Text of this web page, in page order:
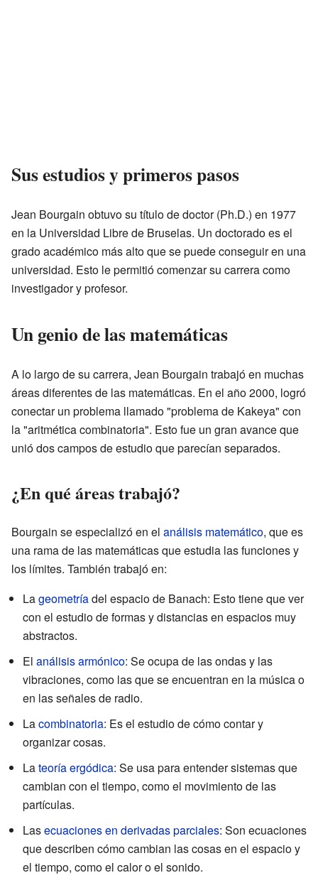
Sus estudios y primeros pasos
Jean Bourgain obtuvo su título de doctor (Ph.D.) en 1977
en la Universidad Libre de Bruselas. Un doctorado es el
grado académico más alto que se puede conseguir en una
universidad. Esto le permitió comenzar su carrera como
investigador y profesor.
Un genio de las matemáticas
A lo largo de su carrera, Jean Bourgain trabajó en muchas
áreas diferentes de las matemáticas. En el año 2000, logró
conectar un problema llamado "problema de Kakeya" con
la "aritmética combinatoria". Esto fue un gran avance que
unió dos campos de estudio que parecían separados.
¿En qué áreas trabajó?
Bourgain se especializó en el análisis matemático, que es
una rama de las matemáticas que estudia las funciones y
los límites. También trabajó en:
Lageometríadel espacio de Banach: Esto tiene que ver
con el estudio de formas y distancias en espacios muy
abstractos.
El análisis armónico: Se ocupa de las ondas y las
vibraciones, como las que se encuentran en la música o
en las señales de radio.
Lacombinatoria: Es el estudio de cómo contar y
organizar cosas.
Lateoría ergódica: Se usa para entender sistemas que
cambian con el tiempo, como el movimiento de las
partículas.
Lasecuaciones en derivadas parciales: Son ecuaciones
que describen cómo cambian las cosas en el espacio y
el tiempo, como el calor o el sonido.